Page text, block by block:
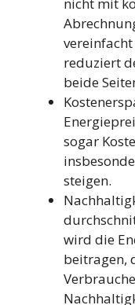
reduziert
beide
sogar
steigen.
wird die
beitragen,